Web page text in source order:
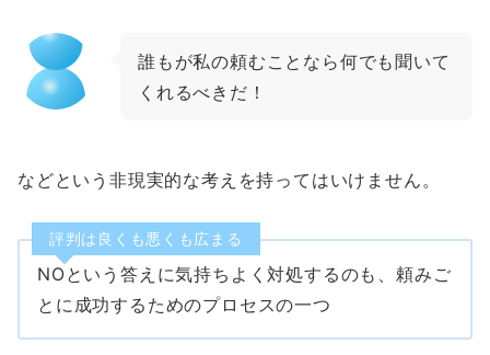
誰もが私の頼むことなら何でも聞いて
くれるべきだ！
などという非現実的な考えを持ってはいけません。
評判は良くも悪くも広まる
NOという答えに気持ちよく対処するのも、頼みご
とに成功するためのプロセスの一つ